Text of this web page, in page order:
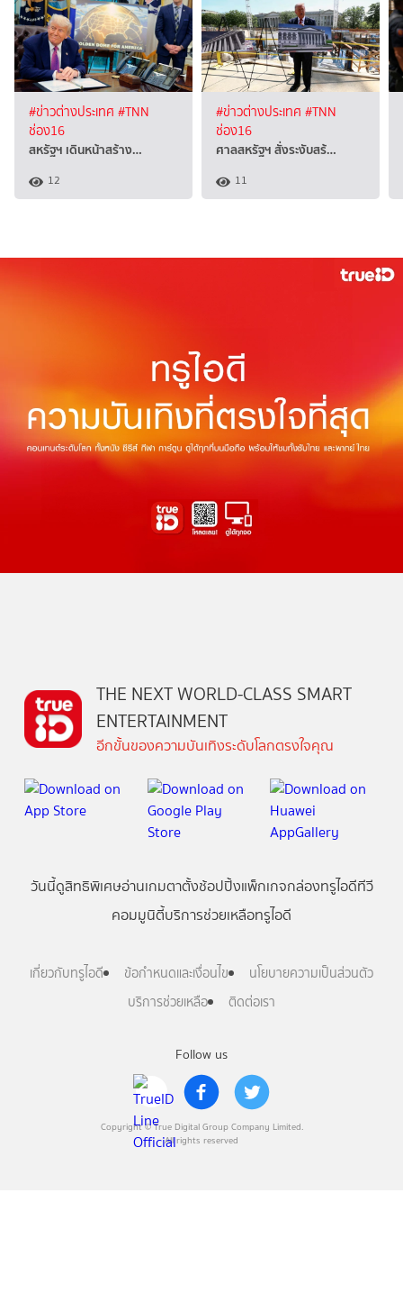
#ข่าวต่างประเทศ #TNN
ช่อง16
สหรัฐฯ เดินหน้าสร้าง…
12
#ข่าวต่างประเทศ #TNN
ช่อง16
ศาลสหรัฐฯ สั่งระงับสร้…
11
Follow us
Copyright © True Digital Group Company Limited.
All rights reserved
THE NEXT WORLD-CLASS SMART
ENTERTAINMENT
อีกขั้นของความบันเทิงระดับโลกตรงใจคุณ
วันนี้ดูสิทธิพิเศษอ่านเกมตาตั้งช้อปปิ้งแพ็กเกจกล่องทรูไอดีทีวี
คอมมูนิตี้บริการช่วยเหลือทรูไอดี
เกี่ยวกับทรูไอดี ข้อกำหนดและเงื่อนไข
นโยบายความเป็นส่วนตัว
บริการช่วยเหลือ
ติดต่อเรา